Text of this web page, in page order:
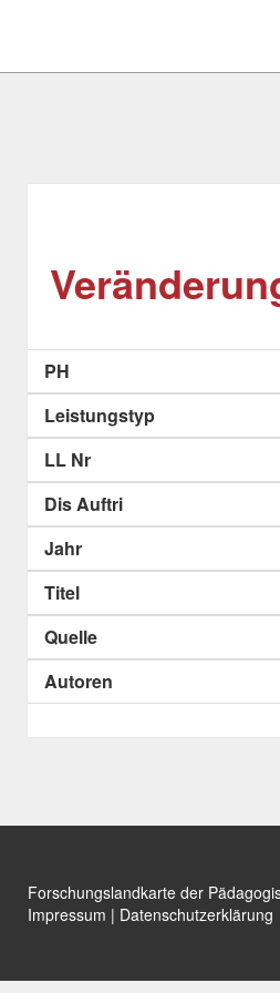
PH
Leistungstyp
LL Nr
Dis Auftri
Jahr
Titel
Quelle
Autoren
Forschungslandkarte der
Impressum | Datenschutzerklärung